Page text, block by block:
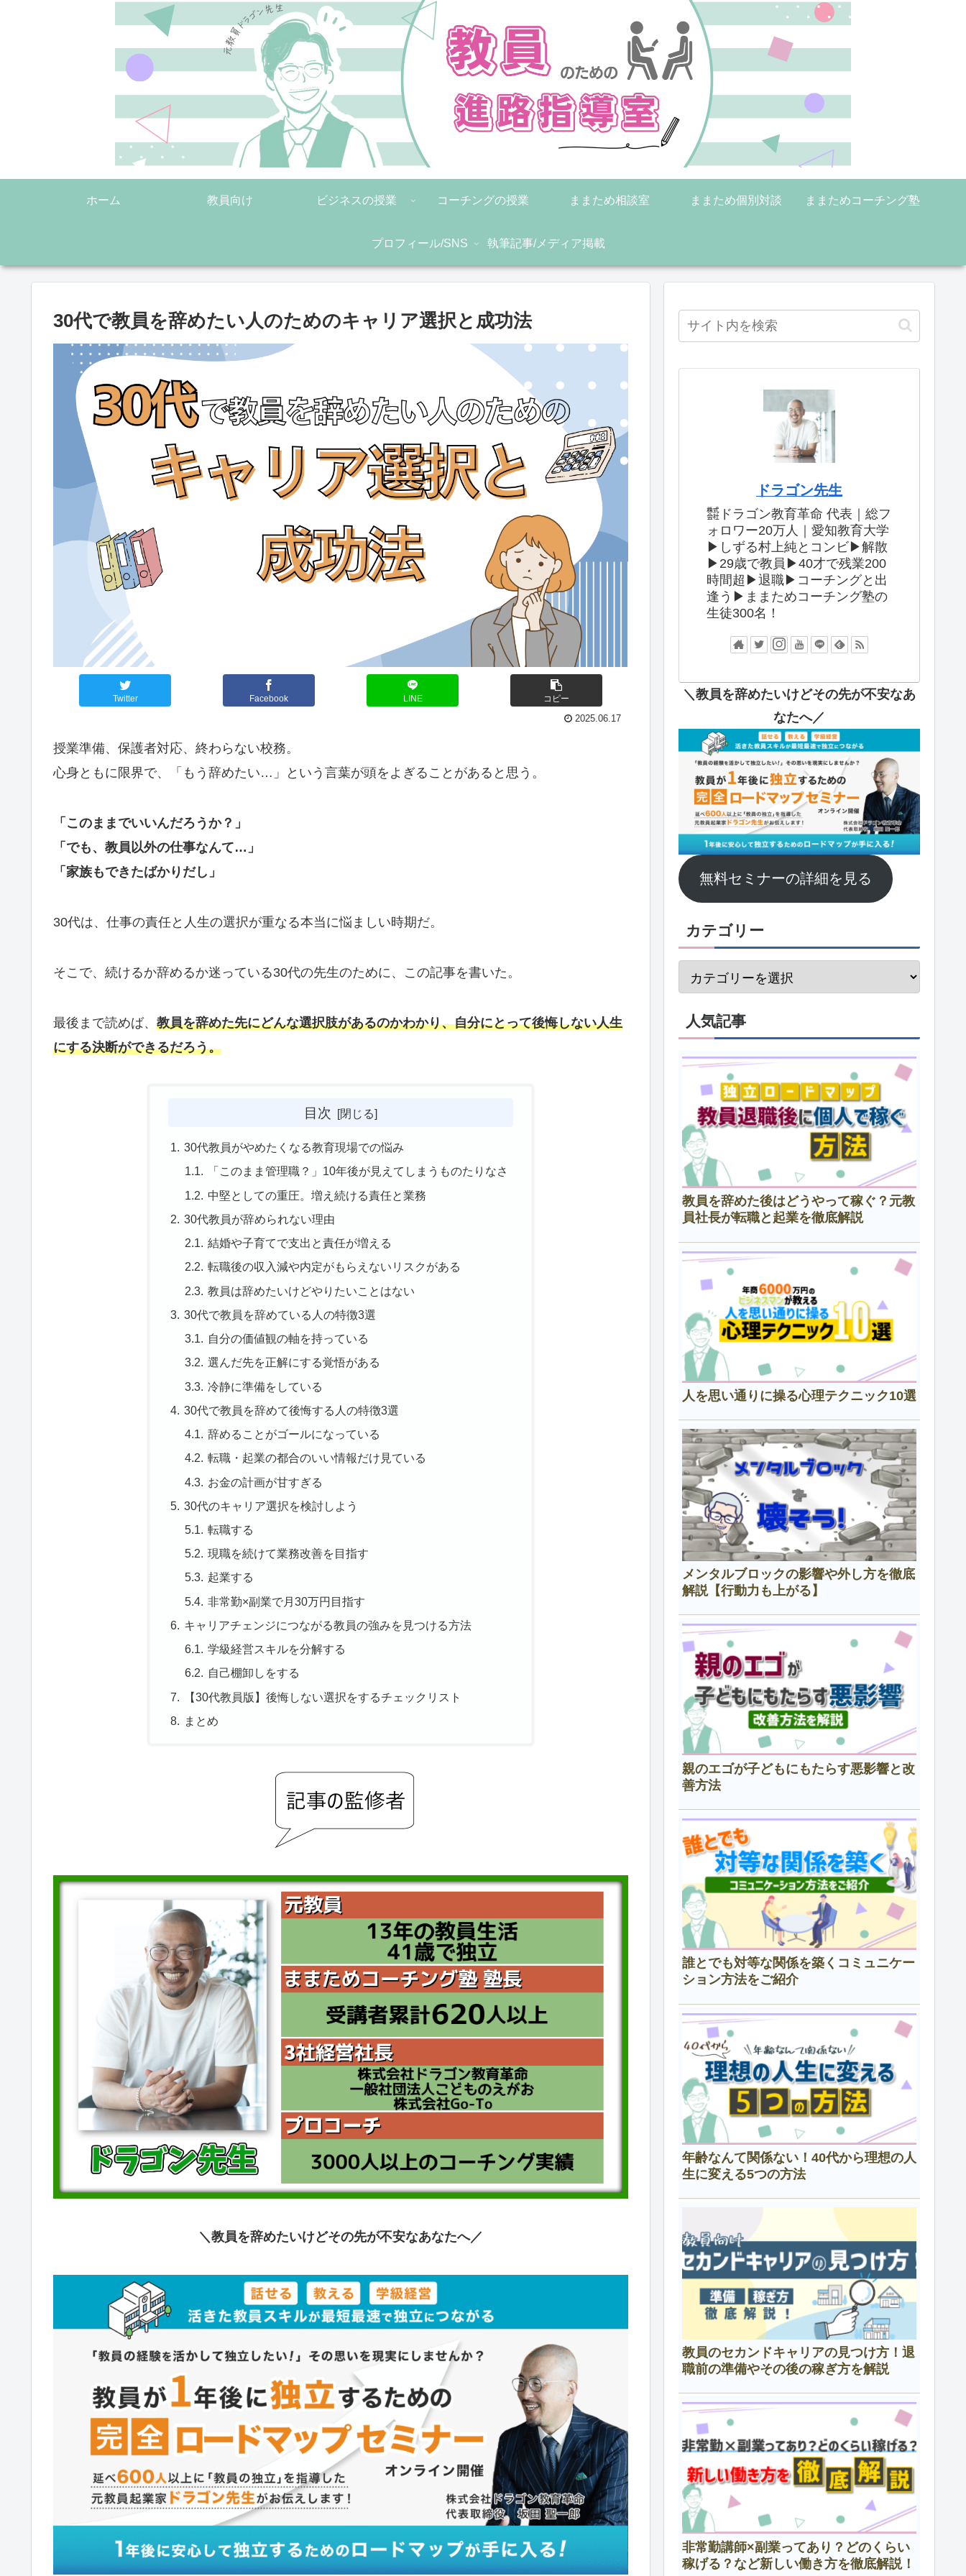
ホーム 教員向け ビジネスの授業 コーチングの授業 ままため相談室 ままため個別対談 ままためコーチング塾
プロフィール/SNS 執筆記事/メディア掲載
30代で教員を辞めたい人のためのキャリア選択と成功法
Twitter Facebook LINE コピー
2025.06.17
授業準備、保護者対応、終わらない校務。
心身ともに限界で、「もう辞めたい…」という言葉が頭をよぎることがあると思う。
「このままでいいんだろうか？」
「でも、教員以外の仕事なんて…」
「家族もできたばかりだし」
30代は、仕事の責任と人生の選択が重なる本当に悩ましい時期だ。
そこで、続けるか辞めるか迷っている30代の先生のために、この記事を書いた。
最後まで読めば、 教員を辞めた先にどんな選択肢があるのかわかり、自分にとって後悔しない人生
にする決断ができるだろう。
目次
30代教員がやめたくなる教育現場での悩み
「このまま管理職？」10年後が見えてしまうものたりなさ
中堅としての重圧。増え続ける責任と業務
30代教員が辞められない理由
結婚や子育てで支出と責任が増える
転職後の収入減や内定がもらえないリスクがある
教員は辞めたいけどやりたいことはない
30代で教員を辞めている人の特徴3選
自分の価値観の軸を持っている
選んだ先を正解にする覚悟がある
冷静に準備をしている
30代で教員を辞めて後悔する人の特徴3選
辞めることがゴールになっている
転職・起業の都合のいい情報だけ見ている
お金の計画が甘すぎる
30代のキャリア選択を検討しよう
転職する
現職を続けて業務改善を目指す
起業する
非常勤×副業で月30万円目指す
キャリアチェンジにつながる教員の強みを見つける方法
学級経営スキルを分解する
自己棚卸しをする
【30代教員版】後悔しない選択をするチェックリスト
まとめ
＼教員を辞めたいけどその先が不安なあなたへ／
ドラゴン先生
㍿ドラゴン教育革命 代表｜総フ
ォロワー20万人｜愛知教育大学
▶︎しずる村上純とコンビ▶︎解散
▶︎29歳で教員▶︎40才で残業200
時間超▶︎退職▶︎コーチングと出
逢う▶︎ままためコーチング塾の
生徒300名！
＼教員を辞めたいけどその先が不安なあ
なたへ／
無料セミナーの詳細を見る
カテゴリー
人気記事
教員を辞めた後はどうやって稼ぐ？元教
員社長が転職と起業を徹底解説
人を思い通りに操る心理テクニック10選
メンタルブロックの影響や外し方を徹底
解説【行動力も上がる】
親のエゴが子どもにもたらす悪影響と改
善方法
誰とでも対等な関係を築くコミュニケー
ション方法をご紹介
年齢なんて関係ない！40代から理想の人
生に変える5つの方法
教員のセカンドキャリアの見つけ方！退
職前の準備やその後の稼ぎ方を解説
非常勤講師×副業ってあり？どのくらい
稼げる？など新しい働き方を徹底解説！